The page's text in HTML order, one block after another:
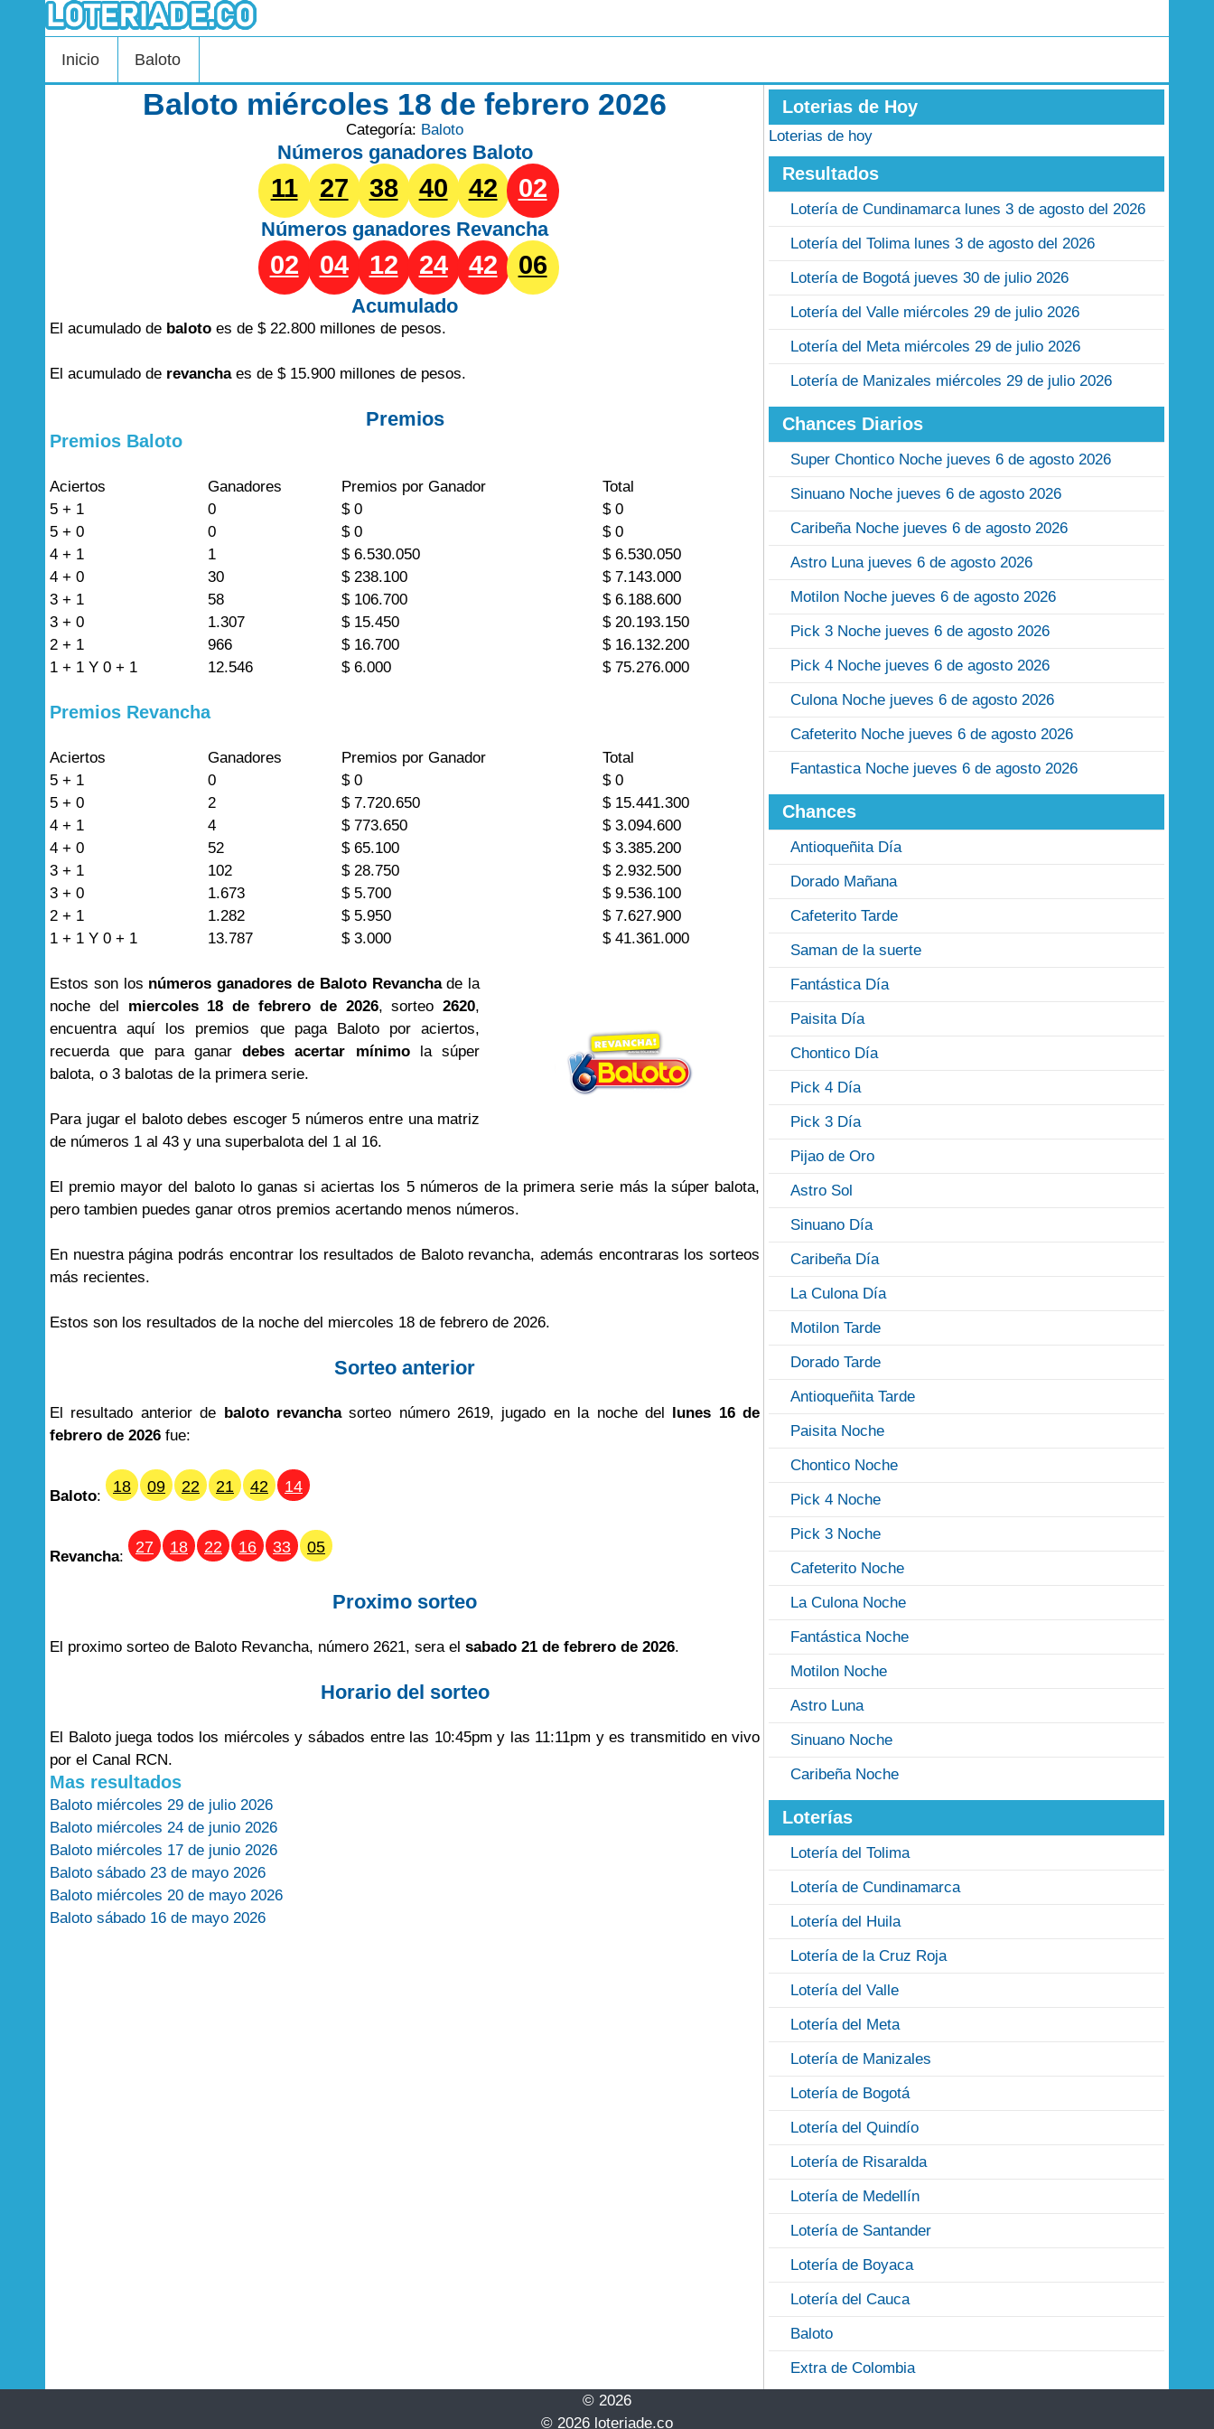
Inicio Baloto
Baloto miércoles 18 de febrero 2026
Categoría: Baloto
Números ganadores Baloto
11 27 38 40 42 02
Números ganadores Revancha
02 04 12 24 42 06
Acumulado
El acumulado de baloto es de $ 22.800 millones de pesos.
El acumulado de revanchaes de $ 15.900 millones de pesos.
Premios
Premios Baloto
Aciertos Ganadores Premios por Ganador
Total
5 + 1
0 $ 0
$ 0
5 + 0
0 $ 0
$ 0
4 + 1
1 $ 6.530.050
$ 6.530.050
4 + 0
30 $ 238.100
$ 7.143.000
3 + 1
58 $ 106.700
$ 6.188.600
3 + 0
1.307 $ 15.450
$ 20.193.150
2 + 1
966 $ 16.700
$ 16.132.200
1 + 1 Y 0 + 1
12.546 $ 6.000 $ 75.276.000
Premios Revancha
Aciertos Ganadores Premios por Ganador
Total
5 + 1
0 $ 0
$ 0
5 + 0
2 $ 7.720.650
$ 15.441.300
4 + 1
4 $ 773.650
$ 3.094.600
4 + 0
52 $ 65.100
$ 3.385.200
3 + 1
102 $ 28.750
$ 2.932.500
3 + 0
1.673 $ 5.700
$ 9.536.100
2 + 1
1.282 $ 5.950
$ 7.627.900
1 + 1 Y 0 + 1
13.787 $ 3.000 $ 41.361.000
Estos son los números ganadores de Baloto Revanchade la
noche del miercoles 18 de febrero de 2026, sorteo2620,
encuentra aquí los premios que paga Baloto por aciertos,
recuerda que para ganardebes acertar mínimola súper
balota, o 3 balotas de la primera serie.
Para jugar el baloto debes escoger 5 números entre una matriz
de números 1 al 43 y una superbalota del 1 al 16.
El premio mayor del baloto lo ganas si aciertas los 5 números de la primera serie más la súper balota,
pero tambien puedes ganar otros premios acertando menos números.
En nuestra página podrás encontrar los resultados de Baloto revancha, además encontraras los sorteos
más recientes.
Estos son los resultados de la noche del miercoles 18 de febrero de 2026.
Sorteo anterior
El resultado anterior de baloto revanchasorteo número 2619, jugado en la noche del lunes 16 de
febrero de 2026 fue:
Baloto:
18 09 22 21 42 14
Revancha:
27 18 22 16 33 05
Proximo sorteo
El proximo sorteo de Baloto Revancha, número 2621, sera el sabado 21 de febrero de 2026.
Horario del sorteo
El Baloto juega todos los miércoles y sábados entre las 10:45pm y las 11:11pm y es transmitido en vivo
por el Canal RCN.
Mas resultados
Baloto miércoles 29 de julio 2026
Baloto miércoles 24 de junio 2026
Baloto miércoles 17 de junio 2026
Baloto sábado 23 de mayo 2026
Baloto miércoles 20 de mayo 2026
Baloto sábado 16 de mayo 2026
Loterias de Hoy
Loterias de hoy
Resultados
Lotería de Cundinamarca lunes 3 de agosto del 2026
Lotería del Tolima lunes 3 de agosto del 2026
Lotería de Bogotá jueves 30 de julio 2026
Lotería del Valle miércoles 29 de julio 2026
Lotería del Meta miércoles 29 de julio 2026
Lotería de Manizales miércoles 29 de julio 2026
Chances Diarios
Super Chontico Noche jueves 6 de agosto 2026
Sinuano Noche jueves 6 de agosto 2026
Caribeña Noche jueves 6 de agosto 2026
Astro Luna jueves 6 de agosto 2026
Motilon Noche jueves 6 de agosto 2026
Pick 3 Noche jueves 6 de agosto 2026
Pick 4 Noche jueves 6 de agosto 2026
Culona Noche jueves 6 de agosto 2026
Cafeterito Noche jueves 6 de agosto 2026
Fantastica Noche jueves 6 de agosto 2026
Chances
Antioqueñita Día
Dorado Mañana
Cafeterito Tarde
Saman de la suerte
Fantástica Día
Paisita Día
Chontico Día
Pick 4 Día
Pick 3 Día
Pijao de Oro
Astro Sol
Sinuano Día
Caribeña Día
La Culona Día
Motilon Tarde
Dorado Tarde
Antioqueñita Tarde
Paisita Noche
Chontico Noche
Pick 4 Noche
Pick 3 Noche
Cafeterito Noche
La Culona Noche
Fantástica Noche
Motilon Noche
Astro Luna
Sinuano Noche
Caribeña Noche
Loterías
Lotería del Tolima
Lotería de Cundinamarca
Lotería del Huila
Lotería de la Cruz Roja
Lotería del Valle
Lotería del Meta
Lotería de Manizales
Lotería de Bogotá
Lotería del Quindío
Lotería de Risaralda
Lotería de Medellín
Lotería de Santander
Lotería de Boyaca
Lotería del Cauca
Baloto
Extra de Colombia
© 2026
© 2026 loteriade.co